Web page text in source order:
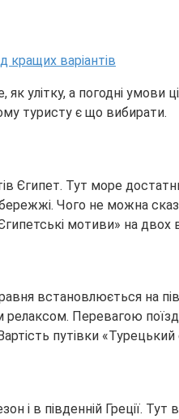
улітку, а погодні
туристу є що вибирати.
Єгипет. Тут море
Чого не можна
мотиви» на
встановлюється на
Перевагою
Вартість путівки
і в південній Греції.